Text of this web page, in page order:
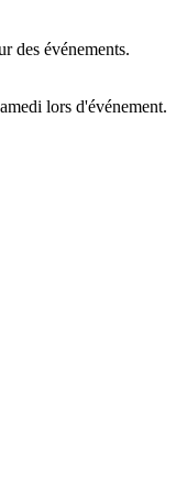
des événements.
lors d'événement.